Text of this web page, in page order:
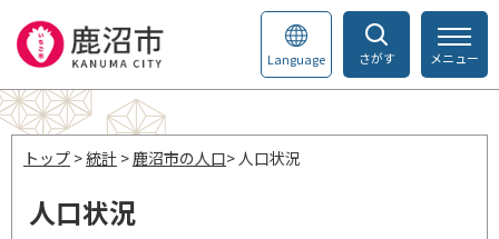
さがす
Language メニュー
トップ >統計 >鹿沼市の人口> 人口状況
人口状況